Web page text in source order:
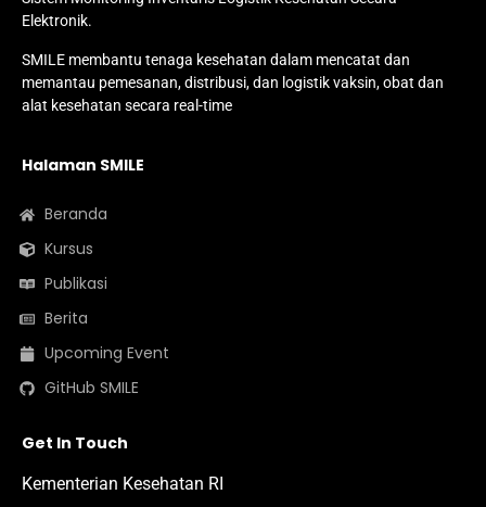
Elektronik.
SMILE membantu tenaga kesehatan dalam mencatat dan
memantau pemesanan, distribusi, dan logistik vaksin, obat dan
alat kesehatan secara real-time
Halaman SMILE
Beranda
Kursus
Publikasi
Berita
Upcoming Event
GitHub SMILE
Get In Touch
Kementerian Kesehatan RI